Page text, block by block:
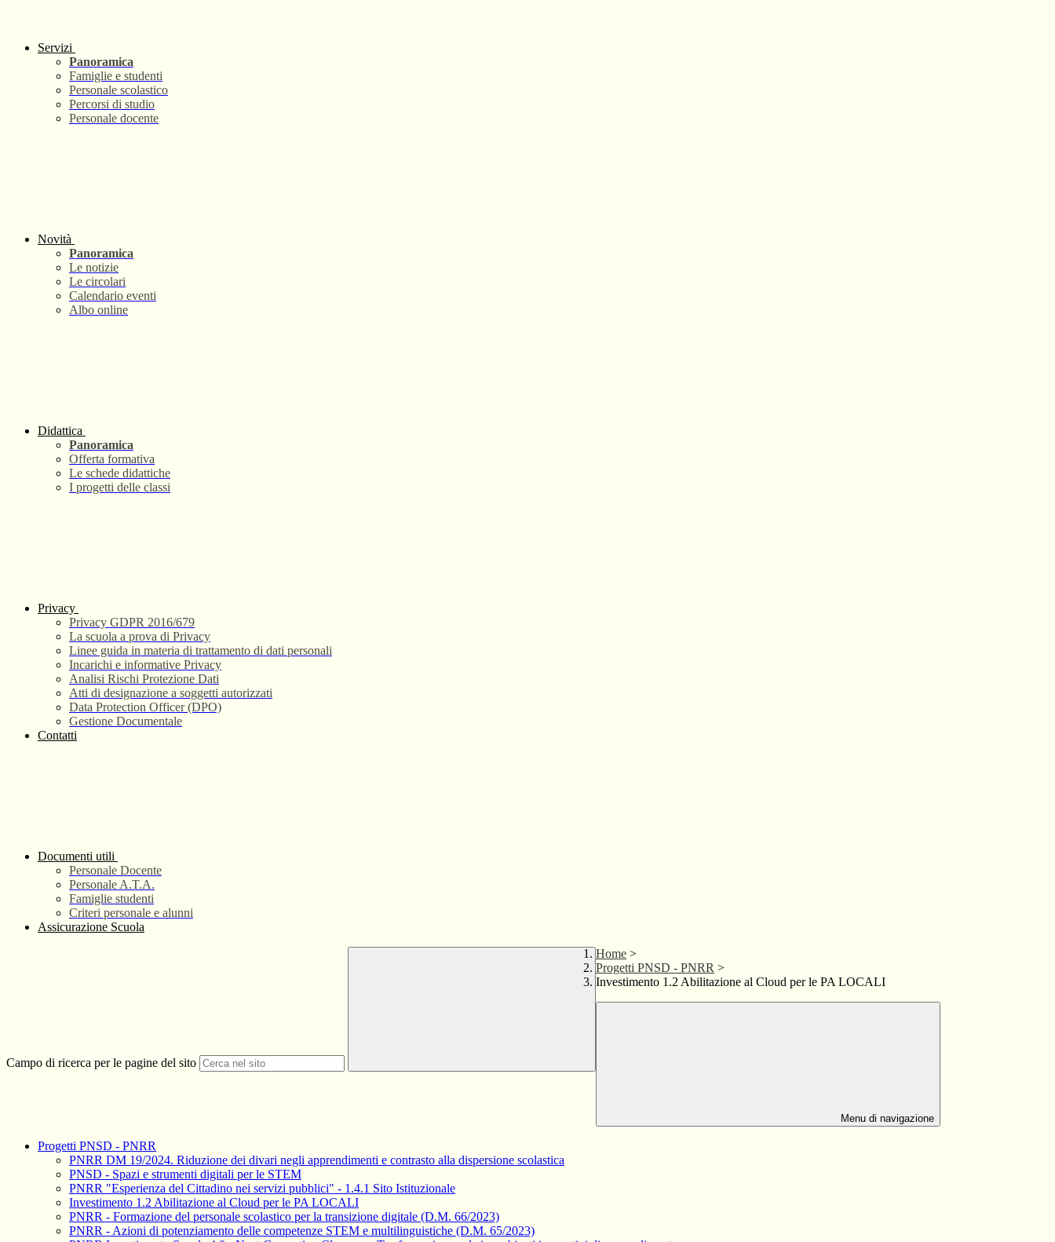
Servizi
Panoramica
Famiglie e studenti
Personale scolastico
Percorsi di studio
Personale docente
Novità
Panoramica
Le notizie
Le circolari
Calendario eventi
Albo online
Didattica
Panoramica
Offerta formativa
Le schede didattiche
I progetti delle classi
Privacy
Privacy GDPR 2016/679
La scuola a prova di Privacy
Linee guida in materia di trattamento di dati personali
Incarichi e informative Privacy
Analisi Rischi Protezione Dati
Atti di designazione a soggetti autorizzati
Data Protection Officer (DPO)
Gestione Documentale
Contatti
Documenti utili
Personale Docente
Personale A.T.A.
Famiglie studenti
Criteri personale e alunni
Assicurazione Scuola
Campo di ricerca per le pagine del sito
Home >
Progetti PNSD - PNRR >
Investimento 1.2 Abilitazione al Cloud per le PA LOCALI
Menu di navigazione
Progetti PNSD - PNRR
PNRR DM 19/2024. Riduzione dei divari negli apprendimenti e contrasto alla dispersione scolastica
PNSD - Spazi e strumenti digitali per le STEM
PNRR "Esperienza del Cittadino nei servizi pubblici" - 1.4.1 Sito Istituzionale
Investimento 1.2 Abilitazione al Cloud per le PA LOCALI
PNRR - Formazione del personale scolastico per la transizione digitale (D.M. 66/2023)
PNRR - Azioni di potenziamento delle competenze STEM e multilinguistiche (D.M. 65/2023)